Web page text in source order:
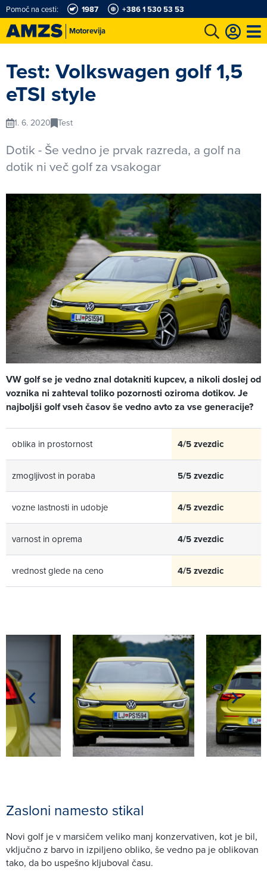
Motorevija
Pomoč na cesti: 1987 +386 1 530 53 53
Test: Volkswagen golf 1,5
eTSI style
1. 6. 2020 Test
Dotik - Še vedno je prvak razreda, a golf na
dotik ni več golf za vsakogar
VW golf se je vedno znal dotakniti kupcev, a nikoli doslej od
voznika ni zahteval toliko pozornosti oziroma dotikov. Je
najboljši golf vseh časov še vedno avto za vse generacije?
oblika in prostornost 4/5 zvezdic
zmogljivost in poraba 5/5 zvezdic
vozne lastnosti in udobje 4/5 zvezdic
varnost in oprema 4/5 zvezdic
vrednost glede na ceno 4/5 zvezdic
Zasloni namesto stikal
Novi golf je v marsičem veliko manj konzervativen, kot je bil,
vključno z barvo in izpiljeno obliko, še vedno pa je oblikovan
tako, da bo uspešno kljuboval času.